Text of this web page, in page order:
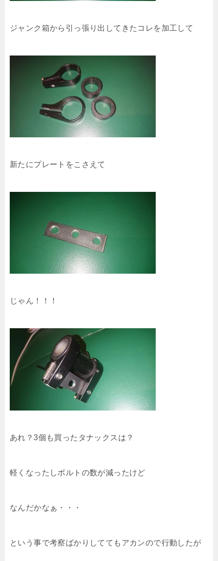
ジャンク箱から引っ張り出してきたコレを加工して
新たにプレートをこさえて
じゃん！！！
あれ？3個も買ったタナックスは？
軽くなったしボルトの数が減ったけど
なんだかなぁ・・・
という事で考察ばかりしててもアカンので行動したが